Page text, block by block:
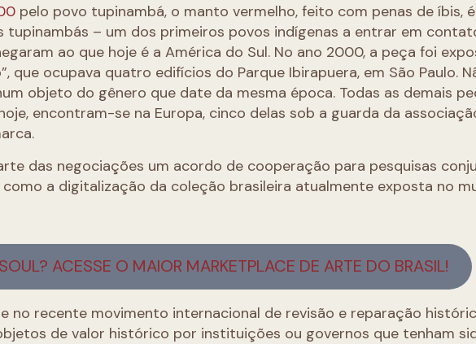
pelo povo tupinambá, o manto vermelho, feito com penas de íbis,
– um dos primeiros povos indígenas a entrar em
ao que hoje é a América do Sul. No ano 2000, a peça foi
que ocupava quatro edifícios do Parque Ibirapuera, em São Paulo.
objeto do gênero que date da mesma época. Todas as demais
encontram-se na Europa, cinco delas sob a guarda da
das negociações um acordo de cooperação para pesquisas
a digitalização da coleção brasileira atualmente exposta no
ACESSE O MAIOR MARKETPLACE DE ARTE DO BRASIL!
no recente movimento internacional de revisão e reparação
de valor histórico por instituições ou governos que tenham